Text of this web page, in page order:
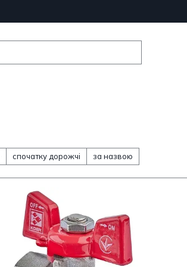
спочатку дорожчі за назвою